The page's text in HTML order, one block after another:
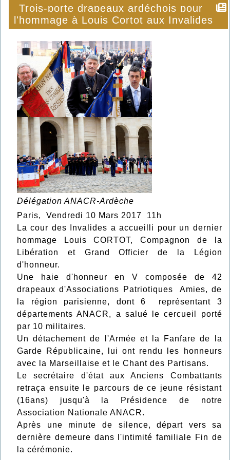
Trois-porte drapeaux ardéchois pour
l'hommage à Louis Cortot aux Invalides
Délégation ANACR-Ardèche
Paris, Vendredi 10 Mars 2017 11h
La cour des Invalides a accueilli pour un dernier
hommage Louis CORTOT, Compagnon de la
Libération et Grand Officier de la Légion
d'honneur.
Une haie d'honneur en V composée de 42
drapeaux d'Associations Patriotiques Amies, de
la région parisienne, dont 6 représentant 3
départements ANACR, a salué le cercueil porté
par 10 militaires.
Un détachement de l'Armée et la Fanfare de la
Garde Républicaine, lui ont rendu les honneurs
avec la Marseillaise et le Chant des Partisans.
Le secrétaire d'état aux Anciens Combattants
retraça ensuite le parcours de ce jeune résistant
(16ans) jusqu'à la Présidence de notre
Association Nationale ANACR.
Après une minute de silence, départ vers sa
dernière demeure dans l'intimité familiale Fin de
la cérémonie.